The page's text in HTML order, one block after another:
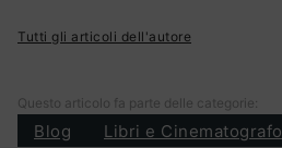
Tutti gli articoli dell'autore
Questo articolo fa parte delle categorie:
Blog Libri e Cinematografo